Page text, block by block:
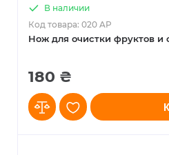
Нож для очистки фруктов и
В наличии
Код товара: 020 AP
180 ₴